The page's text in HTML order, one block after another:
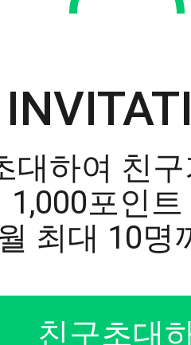
대하여 친
1,000포인
최대 10명
친구초대